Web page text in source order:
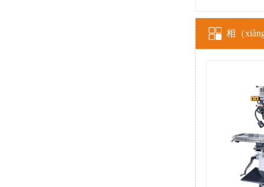
相（